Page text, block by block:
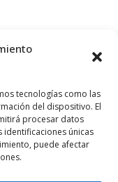
tecnologías como las
del dispositivo. El
procesar datos
únicas
puede afectar